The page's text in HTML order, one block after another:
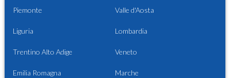
Piemonte Valle d'Aosta
Liguria Lombardia
Trentino Alto Adige Veneto
Emilia Romagna Marche